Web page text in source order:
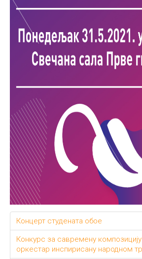
Концерт студената обое
Конкурс за савремену
оркестар инспирисану народном